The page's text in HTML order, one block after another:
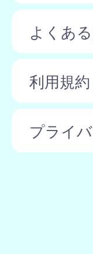
よくあ
利用規約
プライ